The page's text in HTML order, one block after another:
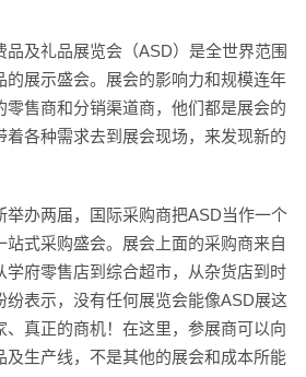
及礼品展览会（ASD）是全世界范围
的展示盛会。展会的影响力和规模连年
零售商和分销渠道商，他们都是展会的
着各种需求去到展会现场，来发现新的
举办两届，国际采购商把ASD当作一个
站式采购盛会。展会上面的采购商来自
学府零售店到综合超市，从杂货店到时
纷表示，没有任何展览会能像ASD展这
、真正的商机！在这里，参展商可以向
及生产线，不是其他的展会和成本所能